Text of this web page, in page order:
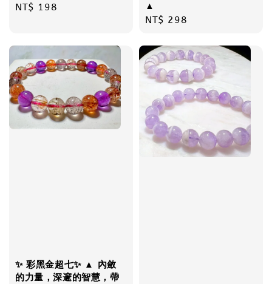
Regular
NT$ 198
▲
Regular
NT$ 298
✨ 彩黑金超七✨ ▲ 內斂
的力量，深邃的智慧，帶